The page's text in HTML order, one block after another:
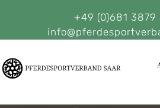
+49 (0)681 3879